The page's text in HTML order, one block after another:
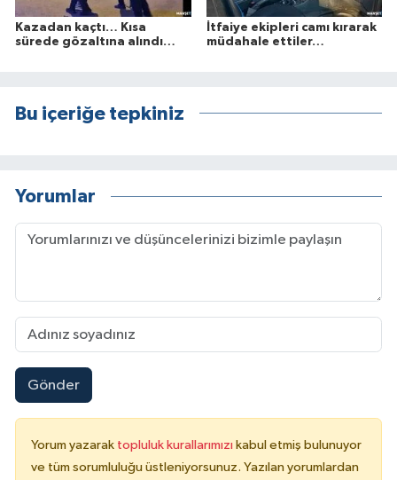
Kazadan kaçtı… Kısa
sürede gözaltına alındı…
İtfaiye ekipleri camı kırarak
müdahale ettiler…
Bu içeriğe tepkiniz
Yorumlar
Gönder
Yorum yazarak topluluk kurallarımızı kabul etmiş bulunuyor
ve tüm sorumluluğu üstleniyorsunuz. Yazılan yorumlardan